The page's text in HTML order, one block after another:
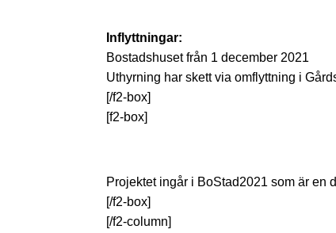
Inflyttningar:
Bostadshuset från 1 december 2021
Uthyrning har skett via omflyttning i
[/f2-box]
[f2-box]
Projektet ingår i BoStad2021 som är en
[/f2-box]
[/f2-column]